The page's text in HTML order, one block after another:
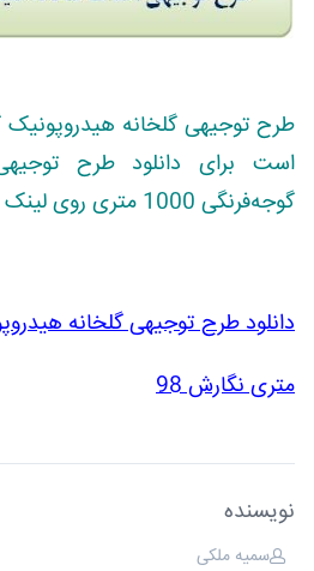
است برای دانلود طرح
گوجه‌فرنگی 1000 متری روی لینک زیر کلیک کنید.
متری نگارش 98
نویسنده
سمیه ملکی